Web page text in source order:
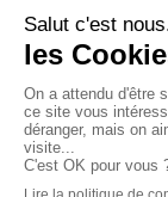
CGU